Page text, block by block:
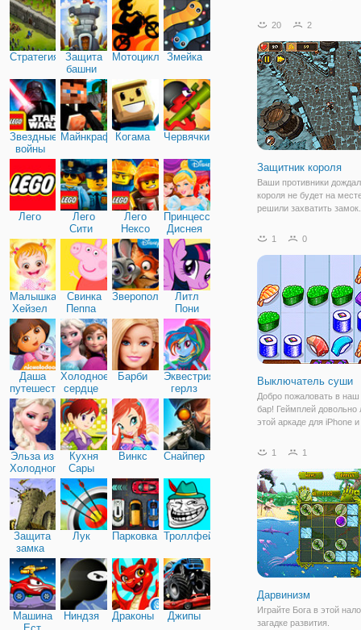
Стратегия
Защита
башни
МотоциклыЗмейка
Звездные
войны
МайнкрафтКогама Червячки
Лего
Лего
Сити
Лего
Нексо
Найтс
Принцессы
Диснея
Малышка
Хейзел
Свинка
Пеппа
Зверополис
Литл
Пони
Дружба
Даша
путешественница
Холодное
сердце
Барби
Эквестрия
герлз
Эльза из
Холодного
сердца
Кухня
Сары
Винкс Снайпер
Защита
замка
Лук Парковка Троллфейс
Машина
Ниндзя Драконы Джипы
девственном мире
инструментов и брони.
в Песочнице Ориона
импровизированные
успешно
20 2
Защитник короля
Ваши противники
короля не будет на
решили захватить
стража, которая готова
стратег и защитите
1 0
Выключатель суши
Добро пожаловать в
бар! Геймплей довольно
этой аркаде для iPhone и
суши падает.
типа, чтобы заполнить
Сильно
1 1
Дарвинизм
Играйте Бога в этой
загадке развития.